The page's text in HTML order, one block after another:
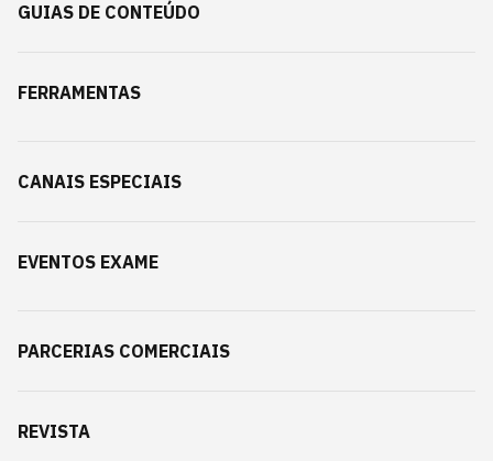
GUIAS DE CONTEÚDO
FERRAMENTAS
CANAIS ESPECIAIS
EVENTOS EXAME
PARCERIAS COMERCIAIS
REVISTA